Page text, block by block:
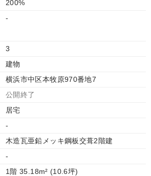
200%
-
3
建物
横浜市中区本牧原970番地7
公開終了
居宅
-
木造瓦亜鉛メッキ鋼板交葺2階建
-
1階 35.18m² (10.6坪)